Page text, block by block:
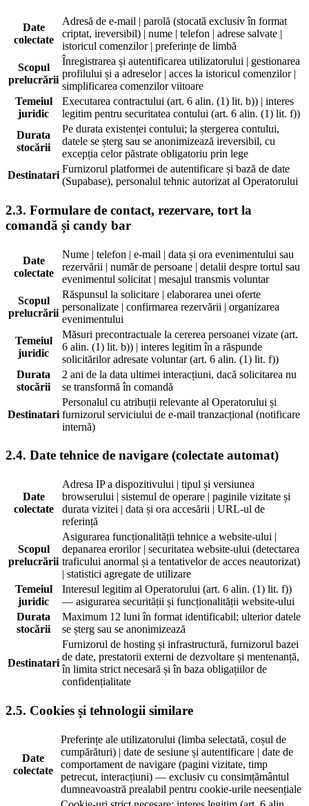
Date
colectate
Adresă de e-mail | parolă (stocată exclusiv în format
criptat, ireversibil) | nume | telefon | adrese salvate |
istoricul comenzilor | preferințe de limbă
Scopul
prelucrării
Înregistrarea și autentificarea utilizatorului | gestionarea
profilului și a adreselor | acces la istoricul comenzilor |
simplificarea comenzilor viitoare
Temeiul
juridic
Executarea contractului (art. 6 alin. (1) lit. b)) | interes
legitim pentru securitatea contului (art. 6 alin. (1) lit. f))
Durata
stocării
Pe durata existenței contului; la ștergerea contului,
datele se șterg sau se anonimizează ireversibil, cu
excepția celor păstrate obligatoriu prin lege
Destinatari
Furnizorul platformei de autentificare și bază de date
(Supabase), personalul tehnic autorizat al Operatorului
2.3. Formulare de contact, rezervare, tort la
comandă și candy bar
Date
colectate
Nume | telefon | e-mail | data și ora evenimentului sau
rezervării | număr de persoane | detalii despre tortul sau
evenimentul solicitat | mesajul transmis voluntar
Scopul
prelucrării
Răspunsul la solicitare | elaborarea unei oferte
personalizate | confirmarea rezervării | organizarea
evenimentului
Temeiul
juridic
Măsuri precontractuale la cererea persoanei vizate (art.
6 alin. (1) lit. b)) | interes legitim în a răspunde
solicitărilor adresate voluntar (art. 6 alin. (1) lit. f))
Durata
stocării
2 ani de la data ultimei interacțiuni, dacă solicitarea nu
se transformă în comandă
Destinatari
Personalul cu atribuții relevante al Operatorului și
furnizorul serviciului de e-mail tranzacțional (notificare
internă)
2.4. Date tehnice de navigare (colectate automat)
Date
colectate
Adresa IP a dispozitivului | tipul și versiunea
browserului | sistemul de operare | paginile vizitate și
durata vizitei | data și ora accesării | URL-ul de
referință
Scopul
prelucrării
Asigurarea funcționalității tehnice a website-ului |
depanarea erorilor | securitatea website-ului (detectarea
traficului anormal și a tentativelor de acces neautorizat)
| statistici agregate de utilizare
Temeiul
juridic
Interesul legitim al Operatorului (art. 6 alin. (1) lit. f))
— asigurarea securității și funcționalității website-ului
Durata
stocării
Maximum 12 luni în format identificabil; ulterior datele
se șterg sau se anonimizează
Destinatari
Furnizorul de hosting și infrastructură, furnizorul bazei
de date, prestatorii externi de dezvoltare și mentenanță,
în limita strict necesară și în baza obligațiilor de
confidențialitate
2.5. Cookies și tehnologii similare
Date
colectate
Preferințe ale utilizatorului (limba selectată, coșul de
cumpărături) | date de sesiune și autentificare | date de
comportament de navigare (pagini vizitate, timp
petrecut, interacțiuni) — exclusiv cu consimțământul
dumneavoastră prealabil pentru cookie-urile neesențiale